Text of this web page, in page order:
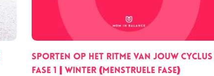
Sporten op het ritme van jouw cyclus |
Fase 1 | WINTER (Menstruele fase)